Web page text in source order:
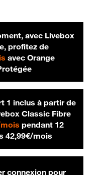
avec Livebox
profitez de
20 € par mois
avec Orange
1 inclus à partir de
Classic Fibre
29,99 € par mois
pendant 12
42,99€/mois42,99 € par
connexion pour